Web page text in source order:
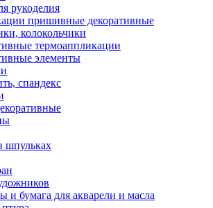
рукоделия
пришивные декоративные
колокольчики
термоаппликации
элементы
спандекс
шпульках
и бумага для акварели и масла